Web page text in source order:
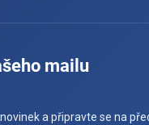
mailu
a připravte se na